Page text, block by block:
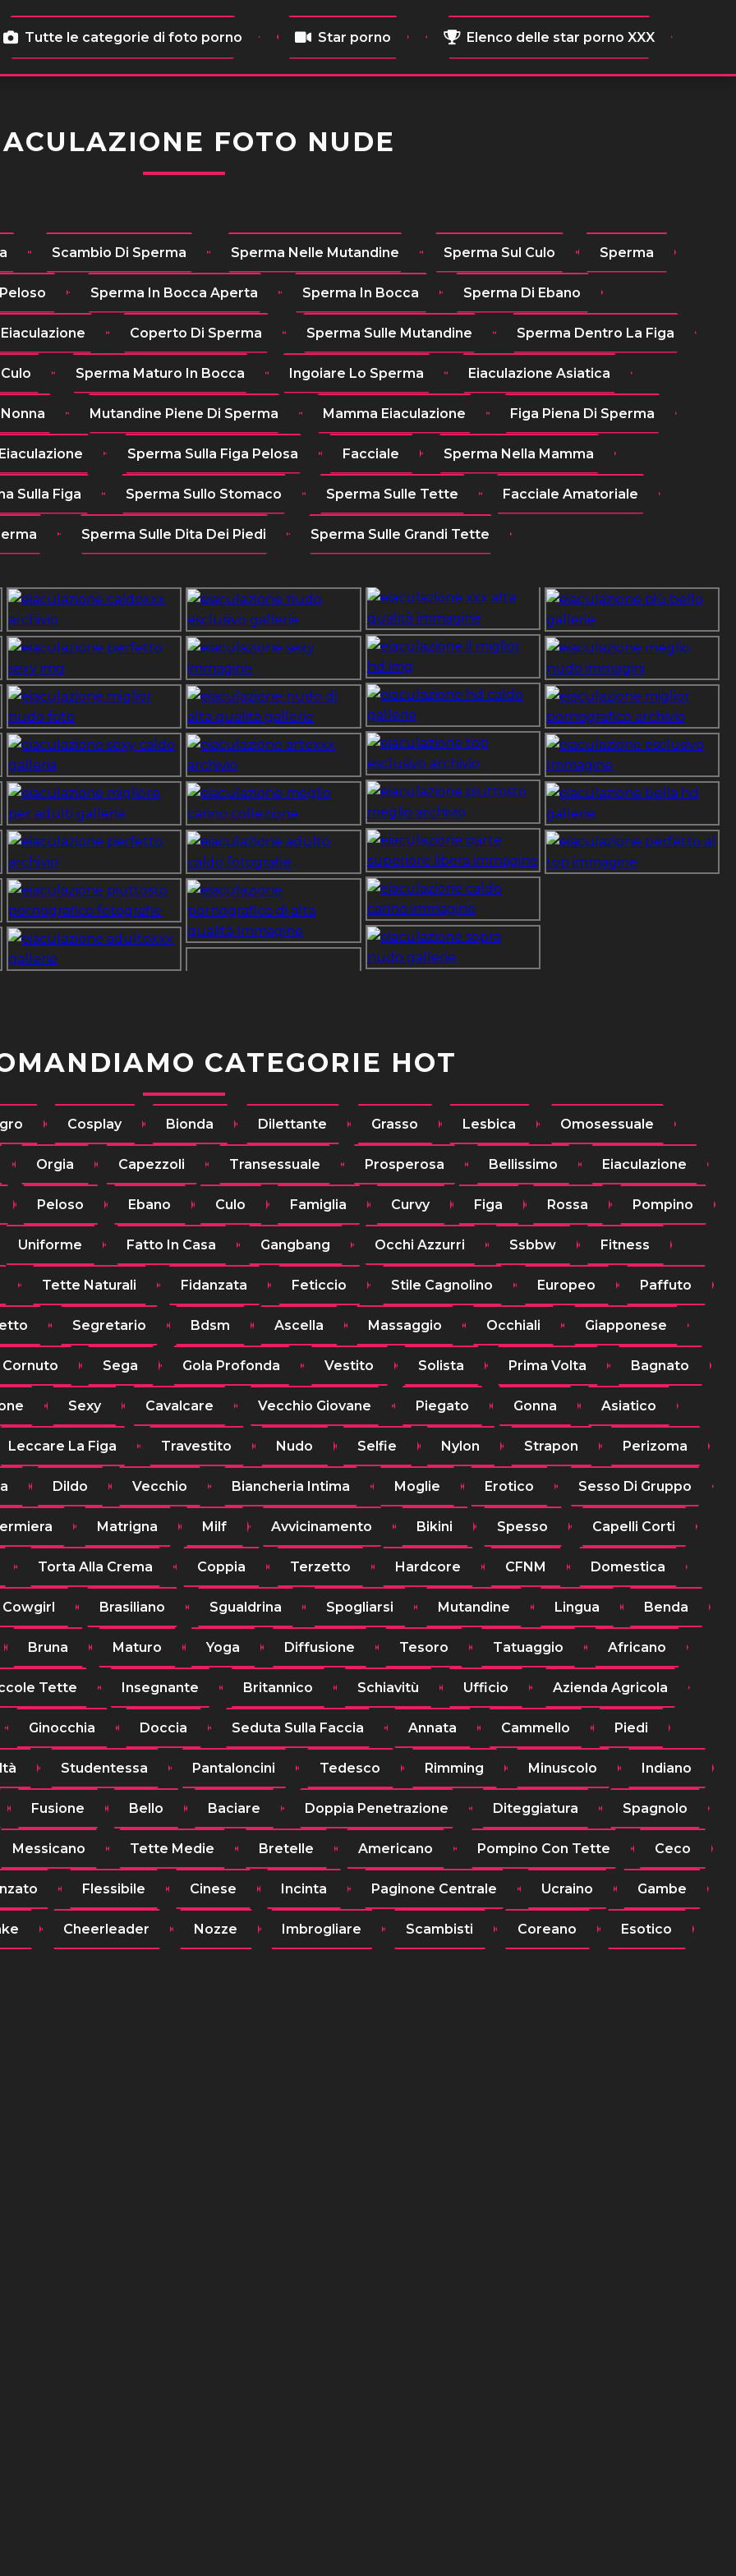
Tutte le categorie di foto porno Star porno Elenco delle star porno XXX
FOTO NUDE
Scambio Di Sperma Sperma Nelle Mutandine Sperma Sul Culo Sperma
Sperma In Bocca Aperta Sperma In Bocca Sperma Di Ebano
Coperto Di Sperma Sperma Sulle Mutandine Sperma Dentro La Figa
Sperma Maturo In Bocca Ingoiare Lo Sperma Eiaculazione Asiatica
Mutandine Piene Di Sperma Mamma Eiaculazione Figa Piena Di Sperma
Sperma Sulla Figa Pelosa Facciale Sperma Nella Mamma
Sulla Figa Sperma Sullo Stomaco Sperma Sulle Tette Facciale Amatoriale
Sperma Sulle Dita Dei Piedi Sperma Sulle Grandi Tette
CATEGORIE HOT
Cosplay Bionda Dilettante Grasso Lesbica Omosessuale
Orgia Capezzoli Transessuale Prosperosa Bellissimo Eiaculazione
Peloso Ebano Culo Famiglia Curvy Figa Rossa Pompino
Uniforme Fatto In Casa Gangbang Occhi Azzurri Ssbbw Fitness
Tette Naturali Fidanzata Feticcio Stile Cagnolino Europeo Paffuto
Segretario Bdsm Ascella Massaggio Occhiali Giapponese
Cornuto Sega Gola Profonda Vestito Solista Prima Volta Bagnato
Sexy Cavalcare Vecchio Giovane Piegato Gonna Asiatico
Leccare La Figa Travestito Nudo Selfie Nylon Strapon Perizoma
Dildo Vecchio Biancheria Intima Moglie Erotico Sesso Di Gruppo
Matrigna Milf Avvicinamento Bikini Spesso Capelli Corti
Torta Alla Crema Coppia Terzetto Hardcore CFNM Domestica
Cowgirl Brasiliano Sgualdrina Spogliarsi Mutandine Lingua Benda
Bruna Maturo Yoga Diffusione Tesoro Tatuaggio Africano
Tette Insegnante Britannico Schiavitù Ufficio Azienda Agricola
Ginocchia Doccia Seduta Sulla Faccia Annata Cammello Piedi
Studentessa Pantaloncini Tedesco Rimming Minuscolo Indiano
Fusione Bello Baciare Doppia Penetrazione Diteggiatura Spagnolo
Messicano Tette Medie Bretelle Americano Pompino Con Tette Ceco
Flessibile Cinese Incinta Paginone Centrale Ucraino Gambe
Cheerleader Nozze Imbrogliare Scambisti Coreano Esotico